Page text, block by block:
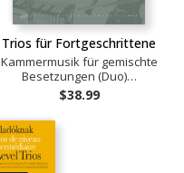
Trios für Fortgeschrittene
Kammermusik für gemischte
Besetzungen (Duo)…
$38.99